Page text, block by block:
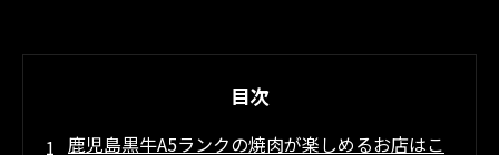
目次
鹿児島黒牛A5ランクの焼肉が楽しめるお店はこ